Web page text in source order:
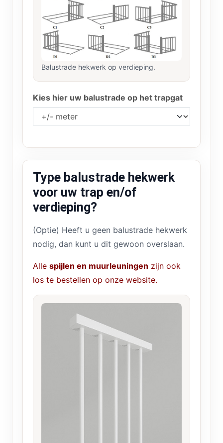
Balustrade hekwerk op verdieping.
Kies hier uw balustrade op het trapgat
Type balustrade hekwerk
voor uw trap en/of
verdieping?
(Optie) Heeft u geen balustrade hekwerk
nodig, dan kunt u dit gewoon overslaan.
Alle spijlen en muurleuningen zijn ook
los te bestellen op onze website.